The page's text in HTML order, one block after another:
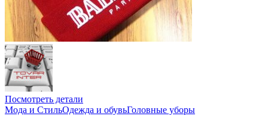
Посмотреть детали
Мода и СтильОдежда и обувьГоловные уборы